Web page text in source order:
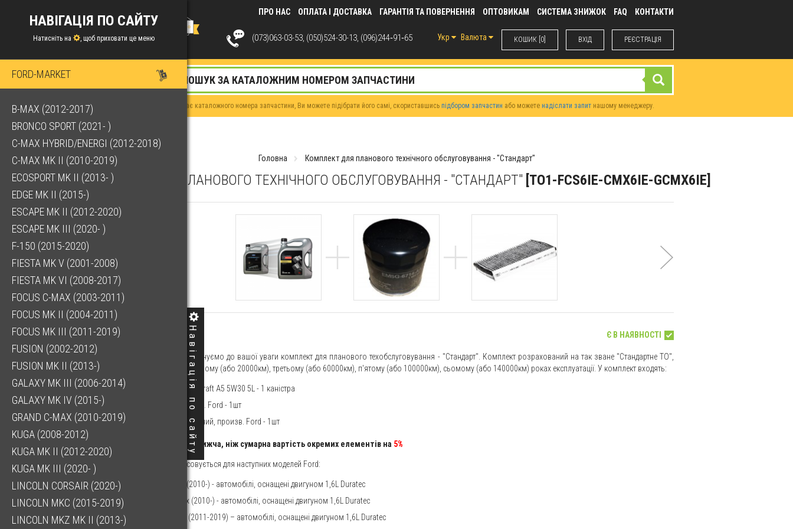
Навігація по сайту
ПРО НАС ОПЛАТА І ДОСТАВКА ГАРАНТІЯ ТА ПОВЕРНЕННЯ ОПТОВИКАМ СИСТЕМА ЗНИЖОК FAQ КОНТАКТИ
КОШИК [0] ВХIД РЕЄСТРАЦІЯ
Укр Валюта
(073)063-03-53, (050)524-30-13, (096)244‑91‑65
НАВІГАЦІЯ ПО САЙТУ
Натисніть на , щоб приховати це меню
FORD-MARKET
B-MAX (2012-2017)
BRONCO SPORT (2021- )
C-MAX HYBRID/ENERGI (2012-2018)
C-MAX MK II (2010-2019)
ECOSPORT MK II (2013- )
EDGE MK II (2015-)
ESCAPE MK II (2012-2020)
ESCAPE MK III (2020- )
F-150 (2015-2020)
FIESTA MK V (2001-2008)
FIESTA MK VI (2008-2017)
FOCUS C-MAX (2003-2011)
FOCUS MK II (2004-2011)
FOCUS MK III (2011-2019)
FUSION (2002-2012)
FUSION MK II (2013-)
GALAXY MK III (2006-2014)
GALAXY MK IV (2015-)
GRAND C-MAX (2010-2019)
KUGA (2008-2012)
KUGA MK II (2012-2020)
KUGA MK III (2020- )
LINCOLN CORSAIR (2020-)
LINCOLN MKC (2015-2019)
LINCOLN MKZ MK II (2013-)
Якщо у Вас немає каталожного номера запчастини, Ви можете підібрати його самі, скориставшись підбором запчастин або можете надіслати запит нашому менеджеру.
Головна Комплект для планового технічного обслуговування - "Стандарт"
КОМПЛЕКТ ДЛЯ ПЛАНОВОГО ТЕХНІЧНОГО ОБСЛУГОВУВАННЯ - "СТАНДАРТ" [TO1-FCS6IE-CMX6IE-GCMX6IE]
3559.20 ГРН Є В НАЯВНОСТІ
Шановні клієнти! Пропонуємо до вашої уваги комплект для планового техобслуговування - "Стандарт". Комплект розрахований на так зване "Стандартне ТО",
що проводиться на першому (або 20000км), третьому (або 60000км), п'ятому (або 100000км), сьомому (або 140000км) роках експлуатації. У комплект входять:
Олія моторна Motorcraft A5 5W30 5L - 1 каністра
Фільтр масляний, вир. Ford - 1шт
Фільтр салону вугільний, произв. Ford - 1шт
Вартість комплекту нижча, ніж сумарна вартість окремих елементів на 5%
Цей комплект застосовується для наступних моделей Ford:
Ford С-Max Mk II (2010-) - автомобілі, оснащені двигуном 1,6L Duratec
Ford Grand С-Max (2010-) - автомобілі, оснащені двигуном 1,6L Duratec
Ford Focus Mk III (2011-2019) – автомобілі, оснащені двигуном 1,6L Duratec